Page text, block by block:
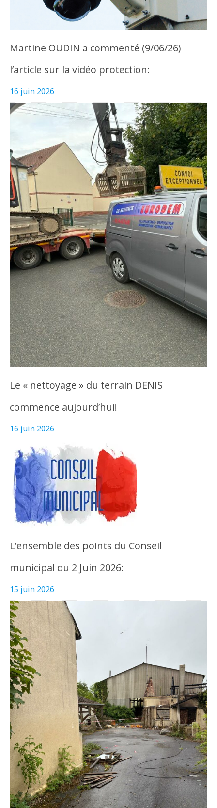
Martine OUDIN a commenté (9/06/26)
l’article sur la vidéo protection:
16 juin 2026
Le « nettoyage » du terrain DENIS
commence aujourd’hui!
16 juin 2026
L’ensemble des points du Conseil
municipal du 2 Juin 2026:
15 juin 2026